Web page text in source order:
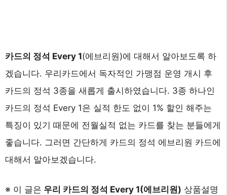
카드의 정석 Every 1(에브리원)에 대해서 알아보도록 하
겠습니다. 우리카드에서 독자적인 가맹점 운영 개시 후
카드의 정석 3종을 새롭게 출시하였습니다. 3종 하나인
카드의 정석 Every 1은 실적 한도 없이 1% 할인 해주는
특징이 있기 때문에 전월실적 없는 카드를 찾는 분들에게
좋습니다. 그러면 간단하게 카드의 정석 에브리원 카드에
대해서 알아보겠습니다.
※ 이 글은 우리 카드의 정석 Every 1(에브리원) 상품설명